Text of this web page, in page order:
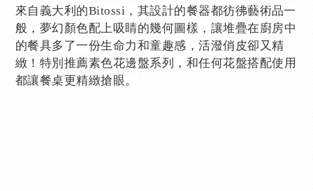
來自義大利的Bitossi，其設計的餐器都彷彿藝術品一
般，夢幻顏色配上吸睛的幾何圖樣，讓堆疊在廚房中
的餐具多了一份生命力和童趣感，活潑俏皮卻又精
緻！特別推薦素色花邊盤系列，和任何花盤搭配使用
都讓餐桌更精緻搶眼。